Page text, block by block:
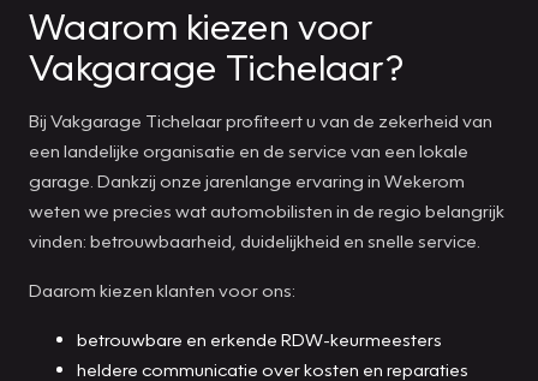
Waarom kiezen voor
Vakgarage Tichelaar?
Bij Vakgarage Tichelaar profiteert u van de zekerheid van
een landelijke organisatie en de service van een lokale
garage. Dankzij onze jarenlange ervaring in Wekerom
weten we precies wat automobilisten in de regio belangrijk
vinden: betrouwbaarheid, duidelijkheid en snelle service.
Daarom kiezen klanten voor ons:
betrouwbare en erkende RDW-keurmeesters
heldere communicatie over kosten en reparaties